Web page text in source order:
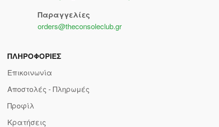
Παραγγελίες
orders@theconsoleclub.gr
ΠΛΗΡΟΦΟΡΙΕΣ
Επικοινωνία
Αποστολές - Πληρωμές
Προφίλ
Κρατήσεις